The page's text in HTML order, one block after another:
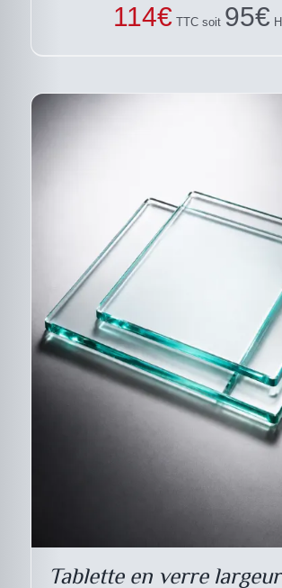
114€ TTC soit 95€
Tablette en verre